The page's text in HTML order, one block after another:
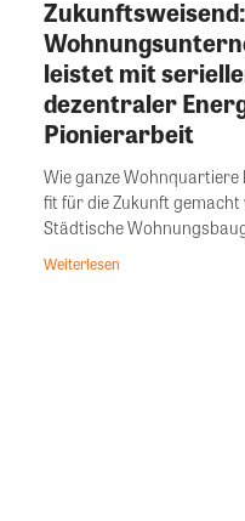
leistet mit
dezentraler
Pionierarbeit
Wie ganze
fit für die Zukunft
Städtische
Weiterlesen